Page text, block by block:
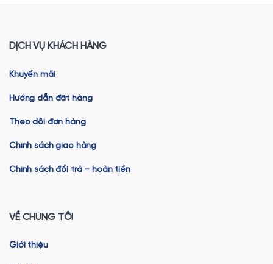
DỊCH VỤ KHÁCH HÀNG
Khuyến mãi
Hướng dẫn đặt hàng
Theo dõi đơn hàng
Chính sách giao hàng
Chính sách đổi trả – hoàn tiền
VỀ CHÚNG TÔI
Giới thiệu